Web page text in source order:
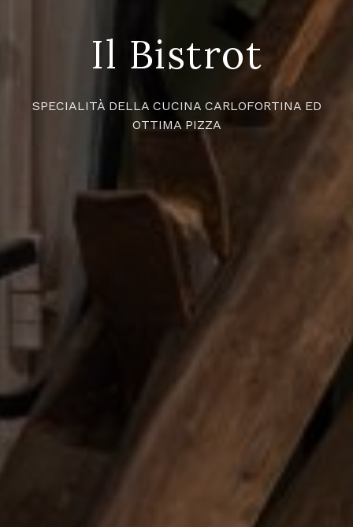
Il Bistrot
SPECIALITÀ DELLA CUCINA CARLOFORTINA ED
OTTIMA PIZZA